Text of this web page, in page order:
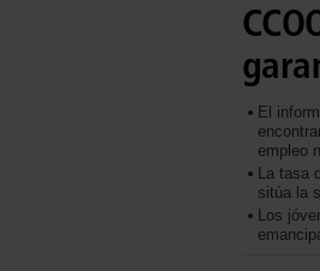
El
empleo
La tasa
sitúa la
Los